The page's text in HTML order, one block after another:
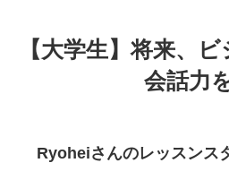
【大学生】将来、
会話力
Ryoheiさんのレッスンス